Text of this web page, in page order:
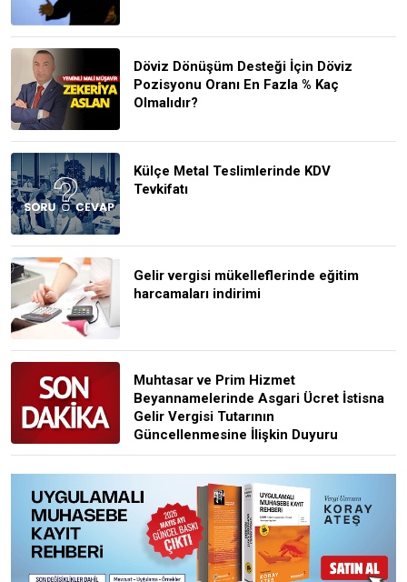
Döviz Dönüşüm Desteği İçin Döviz
Pozisyonu Oranı En Fazla % Kaç
Olmalıdır?
Külçe Metal Teslimlerinde KDV
Tevkifatı
Gelir vergisi mükelleflerinde eğitim
harcamaları indirimi
Muhtasar ve Prim Hizmet
Beyannamelerinde Asgari Ücret İstisna
Gelir Vergisi Tutarının
Güncellenmesine İlişkin Duyuru